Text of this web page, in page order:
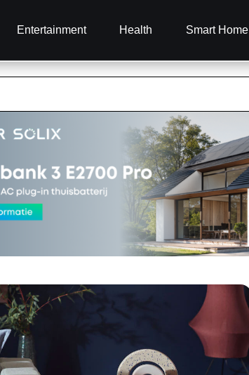
Entertainment Health Smart Home